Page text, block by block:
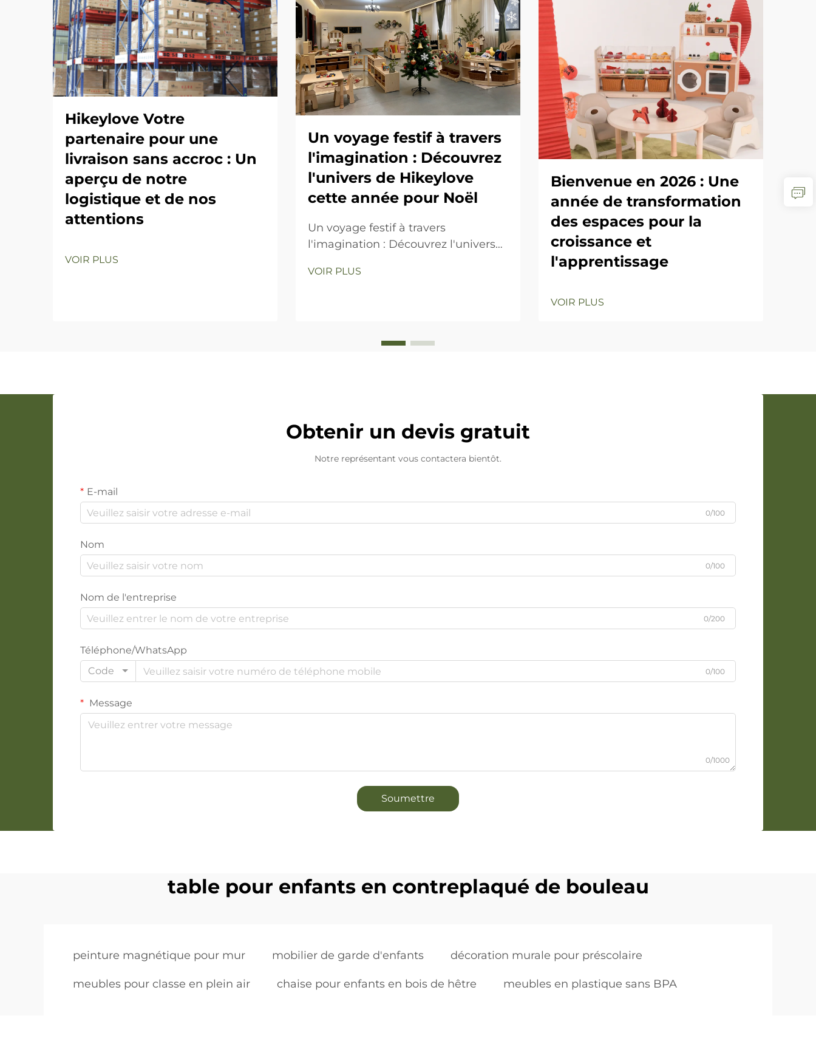
Hikeylove Votre
partenaire pour une
livraison sans accroc : Un
aperçu de notre
logistique et de nos
attentions
VOIR PLUS
Un voyage festif à travers
l'imagination : Découvrez
l'univers de Hikeylove
cette année pour Noël
Un voyage festif à travers
l'imagination : Découvrez l'univers
VOIR PLUS
Bienvenue en 2026 : Une
année de transformation
des espaces pour la
croissance et
l'apprentissage
VOIR PLUS
Obtenir un devis gratuit
Notre représentant vous contactera bientôt.
E-mail
0/100
Nom
0/100
Nom de l'entreprise
0/200
Téléphone/WhatsApp
Code
0/100
Message
0/1000
Soumettre
table pour enfants en contreplaqué de bouleau
peinture magnétique pour mur mobilier de garde d'enfants décoration murale pour préscolaire
meubles pour classe en plein air chaise pour enfants en bois de hêtre meubles en plastique sans BPA